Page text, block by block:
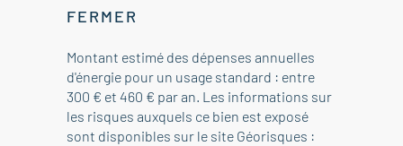
FERMER
Montant estimé des dépenses annuelles
d'énergie pour un usage standard : entre
300 € et 460 € par an. Les informations sur
les risques auxquels ce bien est exposé
sont disponibles sur le site Géorisques :